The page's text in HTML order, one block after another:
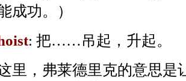
成功。）
: 把……吊起，升起。
里，弗莱德里克的意思是